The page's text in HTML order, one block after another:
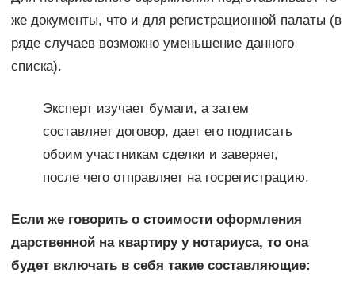
же документы, что и для регистрационной палаты (в
ряде случаев возможно уменьшение данного
списка).
Эксперт изучает бумаги, а затем
составляет договор, дает его подписать
обоим участникам сделки и заверяет,
после чего отправляет на госрегистрацию.
Если же говорить о стоимости оформления
дарственной на квартиру у нотариуса, то она
будет включать в себя такие составляющие: